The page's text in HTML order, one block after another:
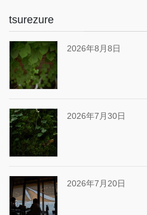
tsurezure
2026年8月8日
2026年7月30日
2026年7月20日